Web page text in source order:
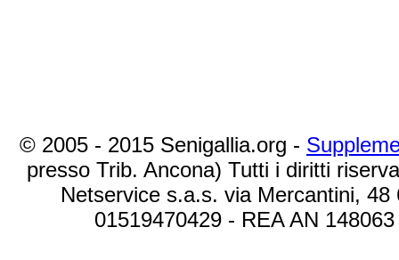
© 2005 - 2015 Senigallia.org -
presso Trib. Ancona) Tutti i diritti
Netservice s.a.s. via Mercantini,
01519470429 - REA AN